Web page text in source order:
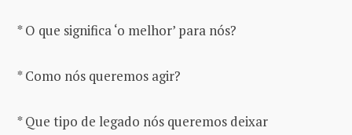
* O que significa ‘o melhor’ para nós?
* Como nós queremos agir?
* Que tipo de legado nós queremos deixar